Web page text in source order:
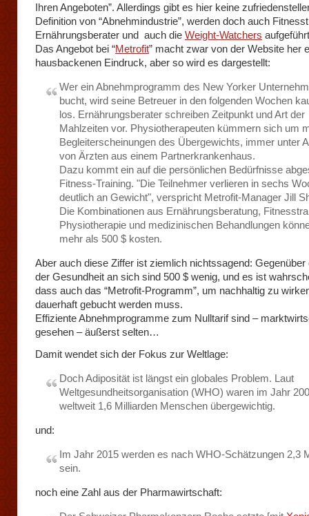
Ihren Angeboten”. Allerdings gibt es hier keine
Definition von “Abnehmindustrie”, werden doch auch
Ernährungsberater und auch die Weight-Watchers
Das Angebot bei “Metrofit” macht zwar von der Website her
hausbackenen Eindruck, aber so wird es dargestellt:
Wer ein Abnehmprogramm des New Yorker
bucht, wird seine Betreuer in den folgenden Wochen
los. Ernährungsberater schreiben Zeitpunkt und Art der
Mahlzeiten vor. Physiotherapeuten kümmern sich um
Begleiterscheinungen des Übergewichts, immer unter
von Ärzten aus einem Partnerkrankenhaus.
Dazu kommt ein auf die persönlichen Bedürfnisse
Fitness-Training. "Die Teilnehmer verlieren in sechs
deutlich an Gewicht", verspricht Metrofit-Manager Jill
Die Kombinationen aus Ernährungsberatung,
Physiotherapie und medizinischen Behandlungen
mehr als 500 $ kosten.
Aber auch diese Ziffer ist ziemlich nichtssagend: Gegenüber
der Gesundheit an sich sind 500 $ wenig, und es ist
dass auch das “Metrofit-Programm”, um nachhaltig zu
dauerhaft gebucht werden muss.
Effiziente Abnehmprogramme zum Nulltarif sind –
gesehen – äußerst selten…
Damit wendet sich der Fokus zur Weltlage:
Doch Adiposität ist längst ein globales Problem. Laut
Weltgesundheitsorganisation (WHO) waren im Jahr
weltweit 1,6 Milliarden Menschen übergewichtig.
und:
Im Jahr 2015 werden es nach WHO-Schätzungen 2,3
sein.
noch eine Zahl aus der Pharmawirtschaft: